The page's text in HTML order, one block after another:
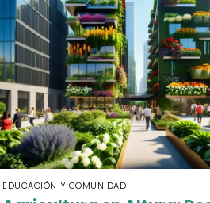
EDUCACIÓN Y COMUNIDAD